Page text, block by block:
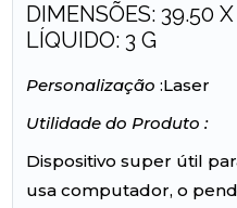
DIMENSÕES: 39.50
LÍQUIDO: 3 G
Personalização
Utilidade do Produto :
Dispositivo super útil
usa computador, o